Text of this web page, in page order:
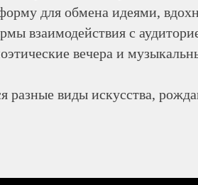
для обмена идеями,
взаимодействия с
вечера и
разные виды искусства,